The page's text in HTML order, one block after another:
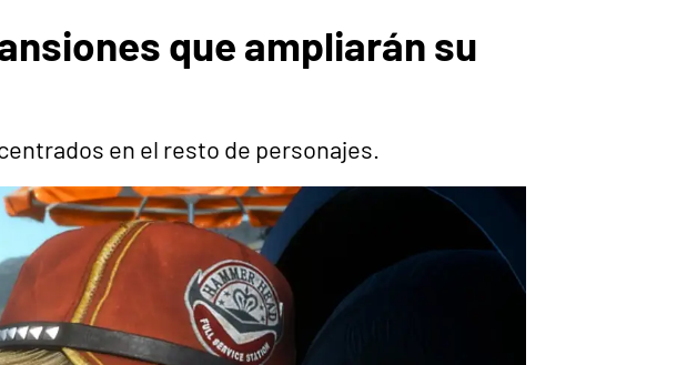
que ampliarán su
en el resto de personajes.